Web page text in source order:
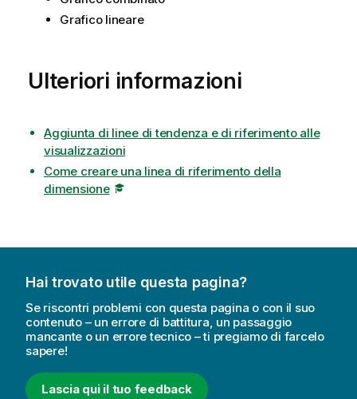
Grafico lineare
Ulteriori informazioni
Aggiunta di linee di tendenza e di riferimento alle
visualizzazioni
Come creare una linea di riferimento della
dimensione
Hai trovato utile questa pagina?
Se riscontri problemi con questa pagina o con il suo
contenuto – un errore di battitura, un passaggio
mancante o un errore tecnico – ti pregiamo di farcelo
sapere!
Lascia qui il tuo feedback